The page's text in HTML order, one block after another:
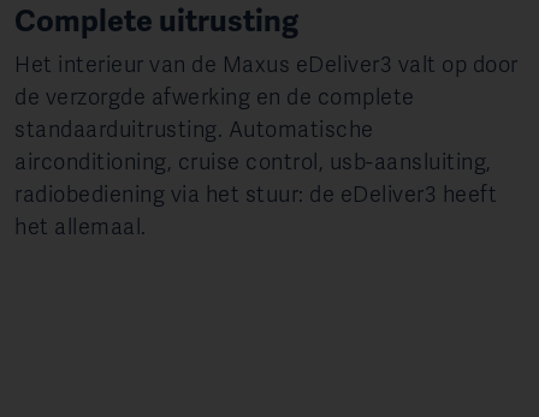
Complete uitrusting
Het interieur van de Maxus eDeliver3 valt op door
de verzorgde afwerking en de complete
standaarduitrusting. Automatische
airconditioning, cruise control, usb-aansluiting,
radiobediening via het stuur: de eDeliver3 heeft
het allemaal.